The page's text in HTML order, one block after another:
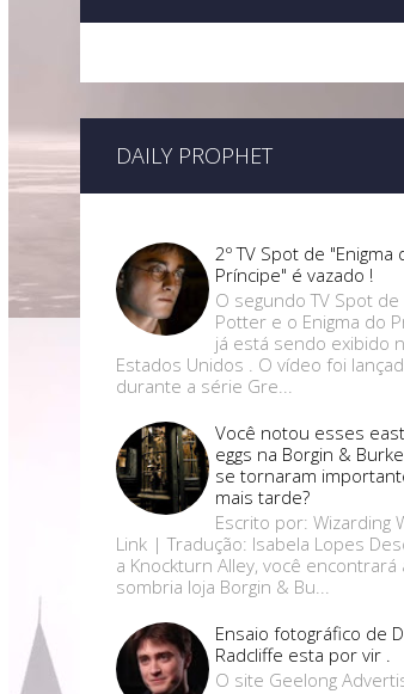
DAILY PROPHET
2º TV Spot de "Enigma
Príncipe" é vazado !
O segundo TV Spot
Potter e o Enigma do
já está sendo exibido
Estados Unidos . O vídeo foi
durante a série Gre...
Você notou esses
eggs na Borgin &
se tornaram
mais tarde?
Escrito por: Wizarding
Link | Tradução: Isabela Lopes
a Knockturn Alley, você encontrará
sombria loja Borgin & Bu...
Ensaio fotográfico de
Radcliffe esta por vir .
O site Geelong